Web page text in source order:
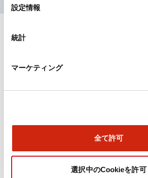
設定情報
統計
マーケティング
全て許可
選択中のCookieを許可
ドキュメントとファイル
年6月版）（日本語）
4.92MB